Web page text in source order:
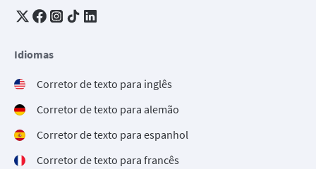
Idiomas
Corretor de texto para inglês
Corretor de texto para alemão
Corretor de texto para espanhol
Corretor de texto para francês